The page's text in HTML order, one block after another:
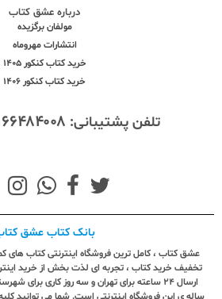
درباره عشق کتاب
مولفان برگزیده
انتشارات مهروماه
خرید کتاب کنکور 1405
خرید کتاب کنکور 1406
تلفن پشتیبانی:
بانک کتاب عشق
عشق کتاب ، کامل ترین فروشگاه اینترنتی کتاب های
تخفیف خرید کتاب ، تجربه ای لذت بخش از خرید
ارسال ٢٤ ساعته برای تهران و سه روز کاری